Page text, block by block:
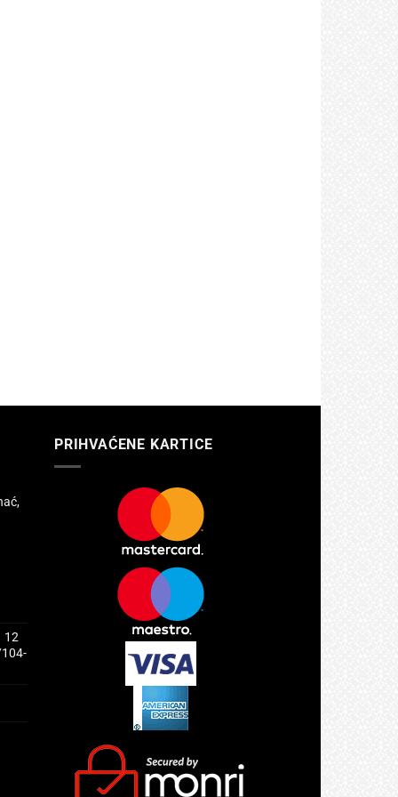
12
PRIHVAĆENE KARTICE